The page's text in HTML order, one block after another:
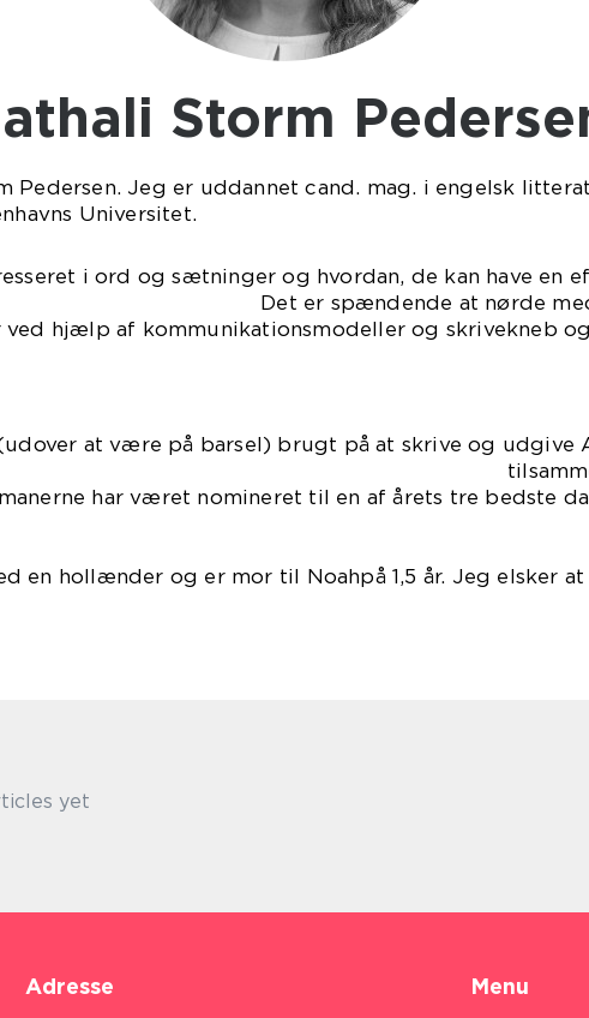
Nathali Storm
Pedersen. Jeg er uddannet cand. mag. i engelsk
Universitet.
i ord og sætninger og hvordan, de kan have en
at nørde med,
hjælp af kommunikationsmodeller og skrivekneb
at være på barsel) brugt på at skrive og udgive
De har tilsammen solgt
har været nomineret til en af årets tre bedste
en hollænder og er mor til Noahpå 1,5 år. Jeg elsker
yet
Adresse Menu